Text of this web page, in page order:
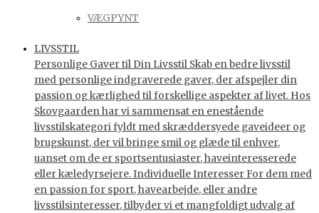
VÆGPYNT
LIVSSTIL
Personlige Gaver til Din Livsstil Skab en bedre livsstil
med personlige indgraverede gaver, der afspejler din
passion og kærlighed til forskellige aspekter af livet. Hos
Skovgaarden har vi sammensat en enestående
livsstilskategori fyldt med skræddersyede gaveideer og
brugskunst, der vil bringe smil og glæde til enhver,
uanset om de er sportsentusiaster, haveinteresserede
eller kæledyrsejere. Individuelle Interesser For dem med
en passion for sport, havearbejde, eller andre
livsstilsinteresser, tilbyder vi et mangfoldigt udvalg af